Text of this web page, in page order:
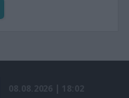
08.08.2026 | 18:02